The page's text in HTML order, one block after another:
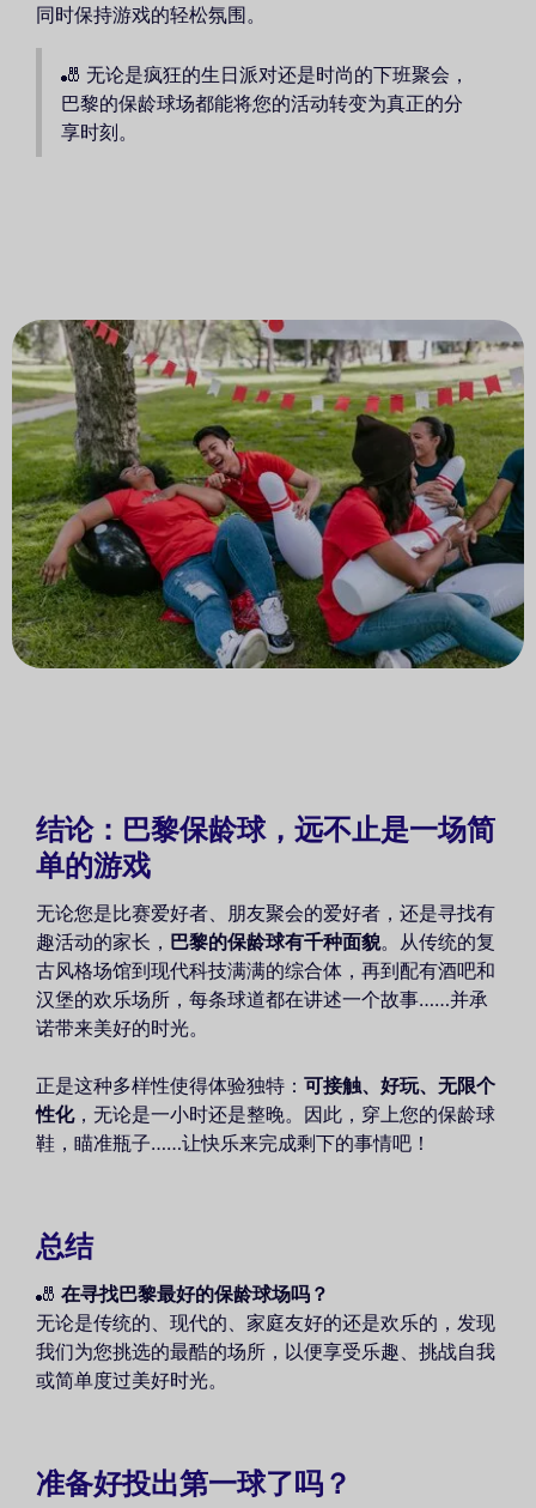
同时保持游戏的轻松氛围。
🎳 无论是疯狂的生日派对还是时尚的下班聚会，
巴黎的保龄球场都能将您的活动转变为真正的分
享时刻。
结论：巴黎保龄球，远不止是一场简
单的游戏
无论您是比赛爱好者、朋友聚会的爱好者，还是寻找有
趣活动的家长， 巴黎的保龄球有千种面貌。从传统的复
古风格场馆到现代科技满满的综合体，再到配有酒吧和
汉堡的欢乐场所，每条球道都在讲述一个故事……并承
诺带来美好的时光。
正是这种多样性使得体验独特： 可接触、好玩、无限个
性化，无论是一小时还是整晚。因此，穿上您的保龄球
鞋，瞄准瓶子……让快乐来完成剩下的事情吧！
总结
🎳 在寻找巴黎最好的保龄球场吗？
无论是传统的、现代的、家庭友好的还是欢乐的，发现
我们为您挑选的最酷的场所，以便享受乐趣、挑战自我
或简单度过美好时光。
准备好投出第一球了吗？